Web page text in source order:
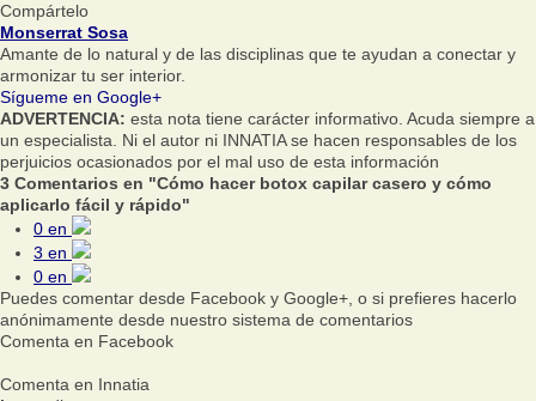
Compártelo
Monserrat Sosa
Amante de lo natural y de las disciplinas que te ayudan a conectar y
armonizar tu ser interior.
Sígueme en Google+
ADVERTENCIA: esta nota tiene carácter informativo. Acuda siempre a
un especialista. Ni el autor ni INNATIA se hacen responsables de los
perjuicios ocasionados por el mal uso de esta información
3 Comentarios en "Cómo hacer botox capilar casero y cómo
aplicarlo fácil y rápido"
0 en
3 en
0 en
Puedes comentar desde Facebook y Google+, o si prefieres hacerlo
anónimamente desde nuestro sistema de comentarios
Comenta en Facebook
Comenta en Innatia